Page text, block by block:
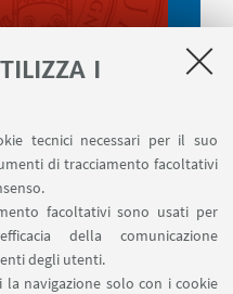
I
tecnici necessari per il suo
di tracciamento facoltativi
facoltativi sono usati per
della comunicazione
degli utenti.
navigazione solo con i cookie
eventi in corso